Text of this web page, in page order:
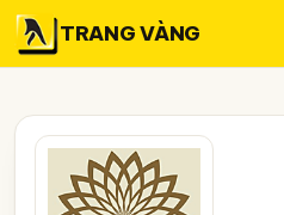
TRANG VÀNG